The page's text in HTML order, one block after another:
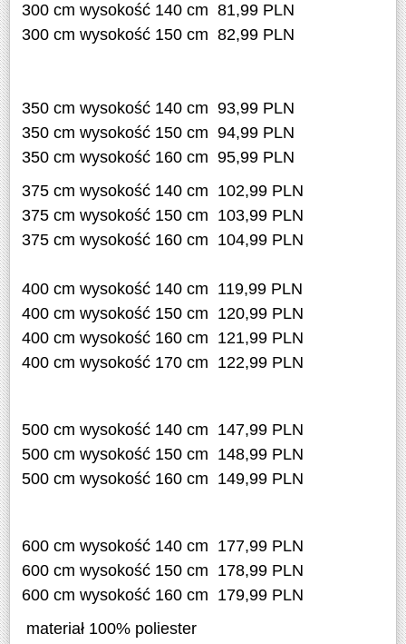
300 cm wysokość 140 cm 81,99 PLN
300 cm wysokość 150 cm 82,99 PLN
350 cm wysokość 140 cm 93,99 PLN
350 cm wysokość 150 cm 94,99 PLN
350 cm wysokość 160 cm 95,99 PLN
375 cm wysokość 140 cm 102,99 PLN
375 cm wysokość 150 cm 103,99 PLN
375 cm wysokość 160 cm 104,99 PLN
400 cm wysokość 140 cm 119,99 PLN
400 cm wysokość 150 cm 120,99 PLN
400 cm wysokość 160 cm 121,99 PLN
400 cm wysokość 170 cm 122,99 PLN
500 cm wysokość 140 cm 147,99 PLN
500 cm wysokość 150 cm 148,99 PLN
500 cm wysokość 160 cm 149,99 PLN
600 cm wysokość 140 cm 177,99 PLN
600 cm wysokość 150 cm 178,99 PLN
600 cm wysokość 160 cm 179,99 PLN
materiał 100% poliester